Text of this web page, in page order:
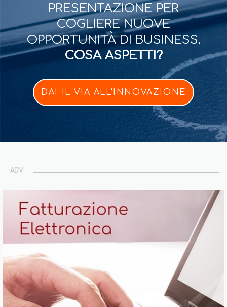
PRESENTAZIONE PER
COGLIERE NUOVE
OPPORTUNITÀ DI BUSINESS.
COSA ASPETTI?
DAI IL VIA ALL'INNOVAZIONE
ADV